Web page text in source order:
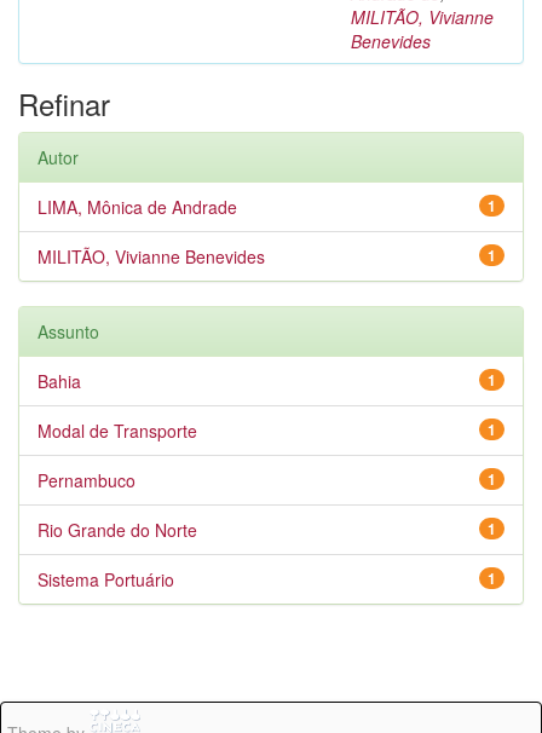
MILITÃO, Vivianne
Benevides
Refinar
Autor
1
LIMA, Mônica de Andrade
1
MILITÃO, Vivianne Benevides
Assunto
1
Bahia
1
Modal de Transporte
1
Pernambuco
1
Rio Grande do Norte
1
Sistema Portuário